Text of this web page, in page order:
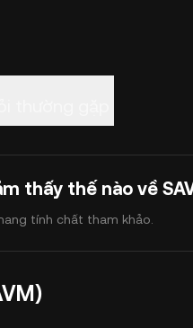
thấy thế nào về
tính chất tham khảo.